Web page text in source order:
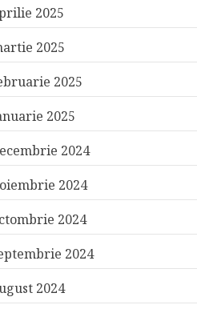
2025
2025
2025
2025
2024
2024
2024
2024
2024